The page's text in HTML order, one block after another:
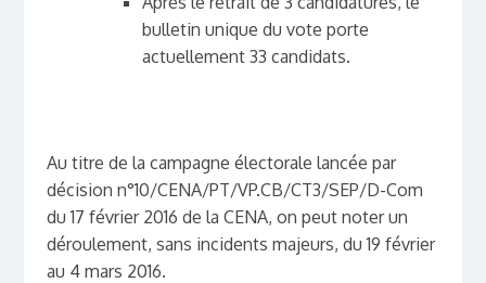
bulletin unique du vote porte
actuellement 33 candidats.
Au titre de la campagne électorale lancée par
décision n°10/CENA/PT/VP.CB/CT3/SEP/D-Com
du 17 février 2016 de la CENA, on peut noter un
déroulement, sans incidents majeurs, du 19 février
au 4 mars 2016.